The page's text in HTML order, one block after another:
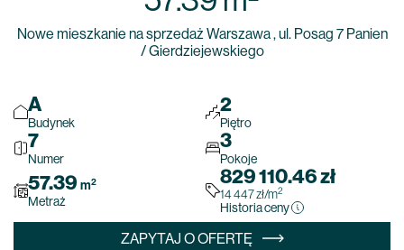
Nowe mieszkanie na sprzedaż Warszawa , ul. Posag 7 Panien
/ Gierdziejewskiego
Budynek
A
Piętro
2
Numer
7
Pokoje
3
Metraż
57.39 m2
Historia ceny
829 110.46zł
14 447zł/m2
ZAPYTAJ O OFERTĘ